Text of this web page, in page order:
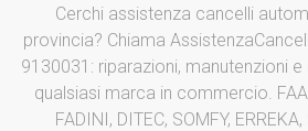
Cerchi assistenza cancelli
provincia? Chiama
9130031: riparazioni, manutenzioni
qualsiasi marca in commercio.
FADINI, DITEC, SOMFY,